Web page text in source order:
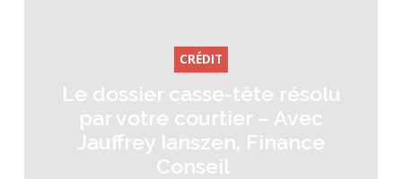
CRÉDIT
Le dossier casse-tête résolu
par votre courtier – Avec
Jauffrey Ianszen, Finance
Conseil